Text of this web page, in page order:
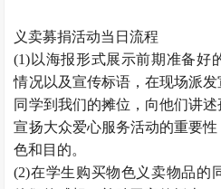
义卖募捐活动当日流程
(1)以海报形式展示前期准备好
情况以及宣传标语，在现场派发
同学到我们的摊位，向他们讲
宣扬大众爱心服务活动的重要
色和目的。
(2)在学生购买物色义卖物品的